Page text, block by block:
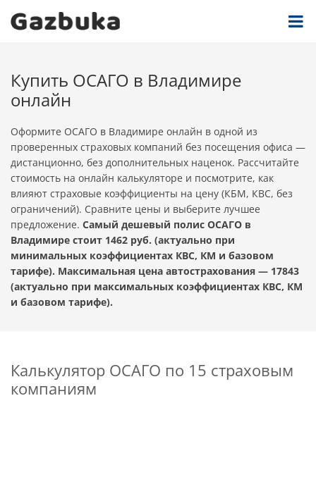
Купить ОСАГО в Владимире
онлайн
Оформите ОСАГО в Владимире онлайн в одной из
проверенных страховых компаний без посещения офиса —
дистанционно, без дополнительных наценок. Рассчитайте
стоимость на онлайн калькуляторе и посмотрите, как
влияют страховые коэффициенты на цену (КБМ, КВС, без
ограничений). Сравните цены и выберите лучшее
предложение. Самый дешевый полис ОСАГО в
Владимире стоит 1462 руб. (актуально при
минимальных коэффициентах КВС, КМ и базовом
тарифе). Максимальная цена автострахования — 17843
(актуально при максимальных коэффициентах КВС, КМ
и базовом тарифе).
Калькулятор ОСАГО по 15 страховым
компаниям